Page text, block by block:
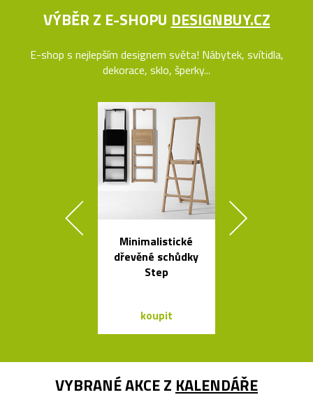
VÝBĚR Z E-SHOPU DESIGNBUY.CZ
E-shop s nejlepším designem světa! Nábytek, svítidla,
dekorace, sklo, šperky...
Minimalistické
dřevěné schůdky
Step
koupit
VYBRANÉ AKCE Z KALENDÁŘE